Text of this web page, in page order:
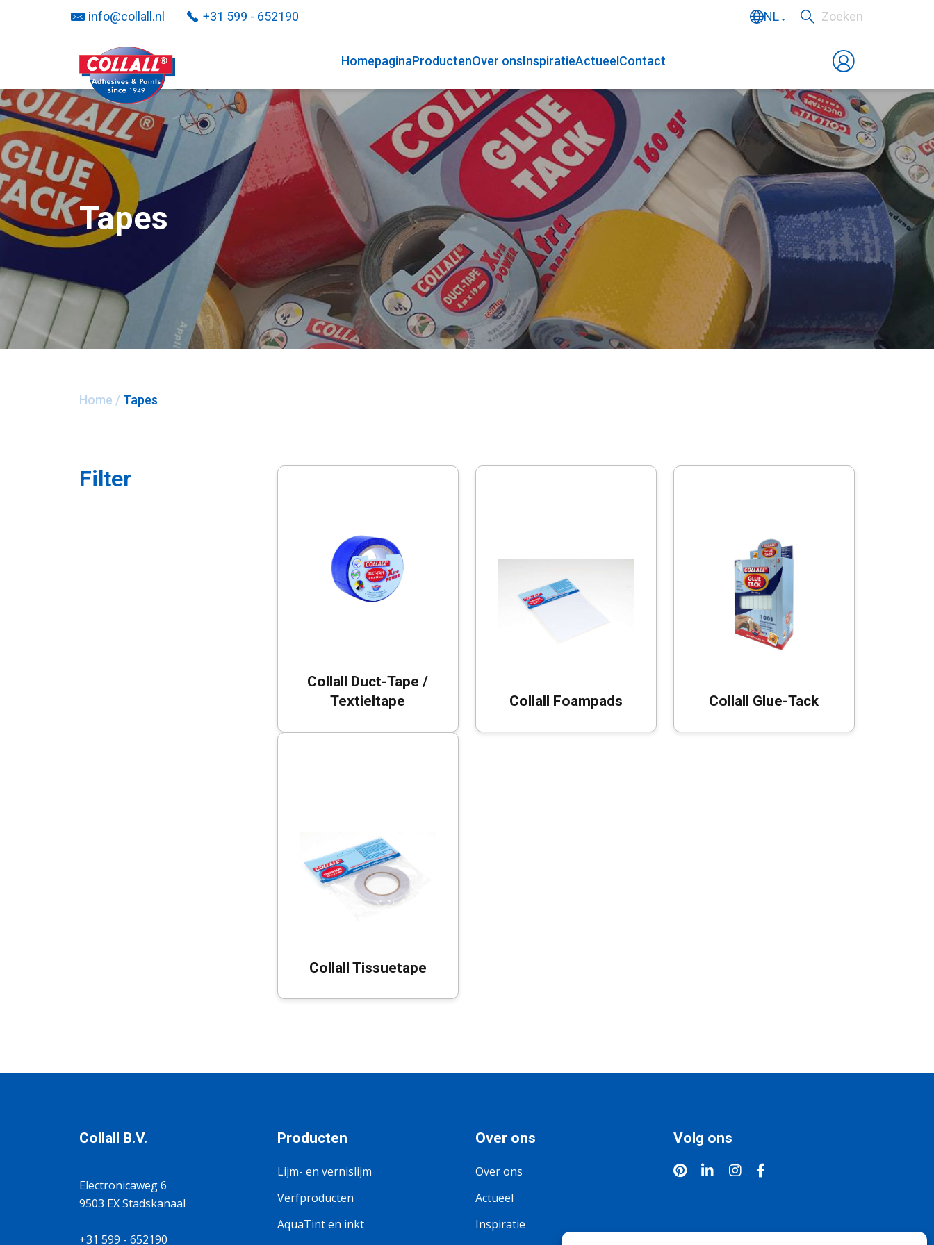
info@collall.nl +31 599 - 652190
NL
Zoeken
HomepaginaProductenOver onsInspiratieActueel Contact
Tapes
Home / Tapes
Filter
Collall Duct-Tape /
Textieltape
Collall Foampads Collall Glue-Tack
Collall Tissuetape
Collall B.V.
Electronicaweg 6
9503 EX Stadskanaal
+31 599 - 652190
Producten
Lijm- en vernislijm
Verfproducten
AquaTint en inkt
Over ons
Over ons
Actueel
Inspiratie
Volg ons